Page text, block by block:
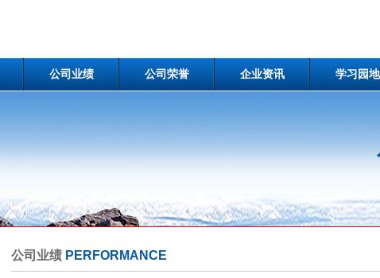
公司业绩 公司荣誉 企业资讯 学习园地
公司业绩 PERFORMANCE